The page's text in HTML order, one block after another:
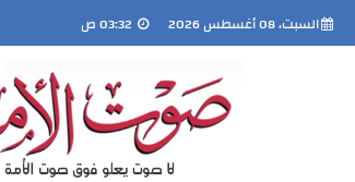
السبت، 08 أغسطس 2026